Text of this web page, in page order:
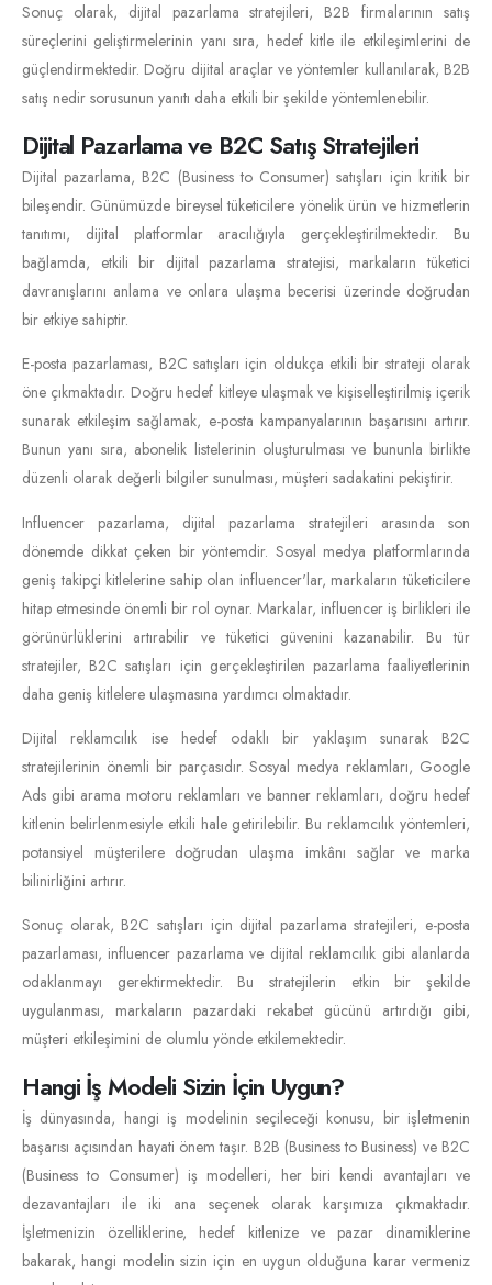
Sonuç olarak, dijital pazarlama stratejileri, B2B firmalarının satış
süreçlerini geliştirmelerinin yanı sıra, hedef kitle ile etkileşimlerini de
güçlendirmektedir. Doğru dijital araçlar ve yöntemler kullanılarak, B2B
satış nedir sorusunun yanıtı daha etkili bir şekilde yöntemlenebilir.
Dijital Pazarlama ve B2C Satış Stratejileri
Dijital pazarlama, B2C (Business to Consumer) satışları için kritik bir
bileşendir. Günümüzde bireysel tüketicilere yönelik ürün ve hizmetlerin
tanıtımı, dijital platformlar aracılığıyla gerçekleştirilmektedir. Bu
bağlamda, etkili bir dijital pazarlama stratejisi, markaların tüketici
davranışlarını anlama ve onlara ulaşma becerisi üzerinde doğrudan
bir etkiye sahiptir.
E-posta pazarlaması, B2C satışları için oldukça etkili bir strateji olarak
öne çıkmaktadır. Doğru hedef kitleye ulaşmak ve kişiselleştirilmiş içerik
sunarak etkileşim sağlamak, e-posta kampanyalarının başarısını artırır.
Bunun yanı sıra, abonelik listelerinin oluşturulması ve bununla birlikte
düzenli olarak değerli bilgiler sunulması, müşteri sadakatini pekiştirir.
Influencer pazarlama, dijital pazarlama stratejileri arasında son
dönemde dikkat çeken bir yöntemdir. Sosyal medya platformlarında
geniş takipçi kitlelerine sahip olan influencer'lar, markaların tüketicilere
hitap etmesinde önemli bir rol oynar. Markalar, influencer iş birlikleri ile
görünürlüklerini artırabilir ve tüketici güvenini kazanabilir. Bu tür
stratejiler, B2C satışları için gerçekleştirilen pazarlama faaliyetlerinin
daha geniş kitlelere ulaşmasına yardımcı olmaktadır.
Dijital reklamcılık ise hedef odaklı bir yaklaşım sunarak B2C
stratejilerinin önemli bir parçasıdır. Sosyal medya reklamları, Google
Ads gibi arama motoru reklamları ve banner reklamları, doğru hedef
kitlenin belirlenmesiyle etkili hale getirilebilir. Bu reklamcılık yöntemleri,
potansiyel müşterilere doğrudan ulaşma imkânı sağlar ve marka
bilinirliğini artırır.
Sonuç olarak, B2C satışları için dijital pazarlama stratejileri, e-posta
pazarlaması, influencer pazarlama ve dijital reklamcılık gibi alanlarda
odaklanmayı gerektirmektedir. Bu stratejilerin etkin bir şekilde
uygulanması, markaların pazardaki rekabet gücünü artırdığı gibi,
müşteri etkileşimini de olumlu yönde etkilemektedir.
Hangi İş Modeli Sizin İçin Uygun?
İş dünyasında, hangi iş modelinin seçileceği konusu, bir işletmenin
başarısı açısından hayati önem taşır. B2B (Business to Business) ve B2C
(Business to Consumer) iş modelleri, her biri kendi avantajları ve
dezavantajları ile iki ana seçenek olarak karşımıza çıkmaktadır.
İşletmenizin özelliklerine, hedef kitlenize ve pazar dinamiklerine
bakarak, hangi modelin sizin için en uygun olduğuna karar vermeniz